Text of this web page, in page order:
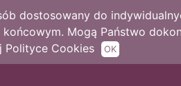
dostosowany do
Mogą Państwo
Polityce Cookies
OK